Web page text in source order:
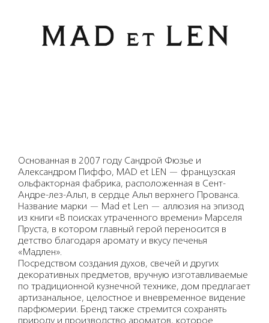
Основанная в 2007 году Сандрой Фюзье и
Александром Пиффо, MAD et LEN — французская
ольфакторная фабрика, расположенная в Сент-
Андре-лез-Альп, в сердце Альп верхнего Прованса.
Название марки — Mad et Len — аллюзия на эпизод
из книги «В поисках утраченного времени» Марселя
Пруста, в котором главный герой переносится в
детство благодаря аромату и вкусу печенья
«Мадлен».
Посредством создания духов, свечей и других
декоративных предметов, вручную изготавливаемые
по традиционной кузнечной технике, дом предлагает
артизанальное, целостное и вневременное видение
парфюмерии. Бренд также стремится сохранять